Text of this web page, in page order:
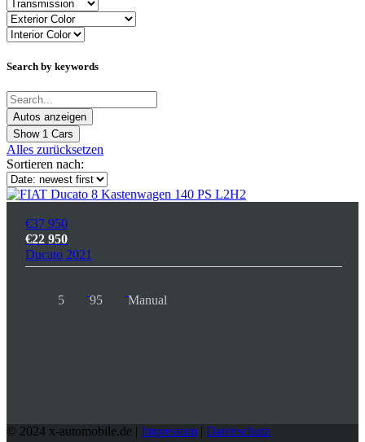
Search by keywords
Show 1 Cars
Alles zurücksetzen
Sortieren nach:
€37 950
€22 950
Ducato 2021
5 95 Manual
© 2024 x-automobile.de | Impressum | Datenschutz